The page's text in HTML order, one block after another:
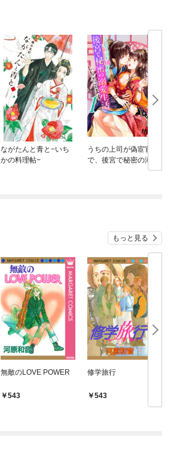
ながたんと青と−いち
かの料理帖−
うちの上司が偽宦官
で、後宮で秘密の溺愛
生活しちゃってます
もっと見る
無敵のLOVE POWER
543
修学旅行
543